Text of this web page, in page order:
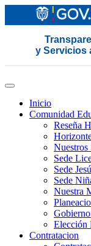
y Servicios
Inicio
Comunidad
Reseña
Nuestros
Sede
Sede
Sede
Nuestra
Elección
Contratacion